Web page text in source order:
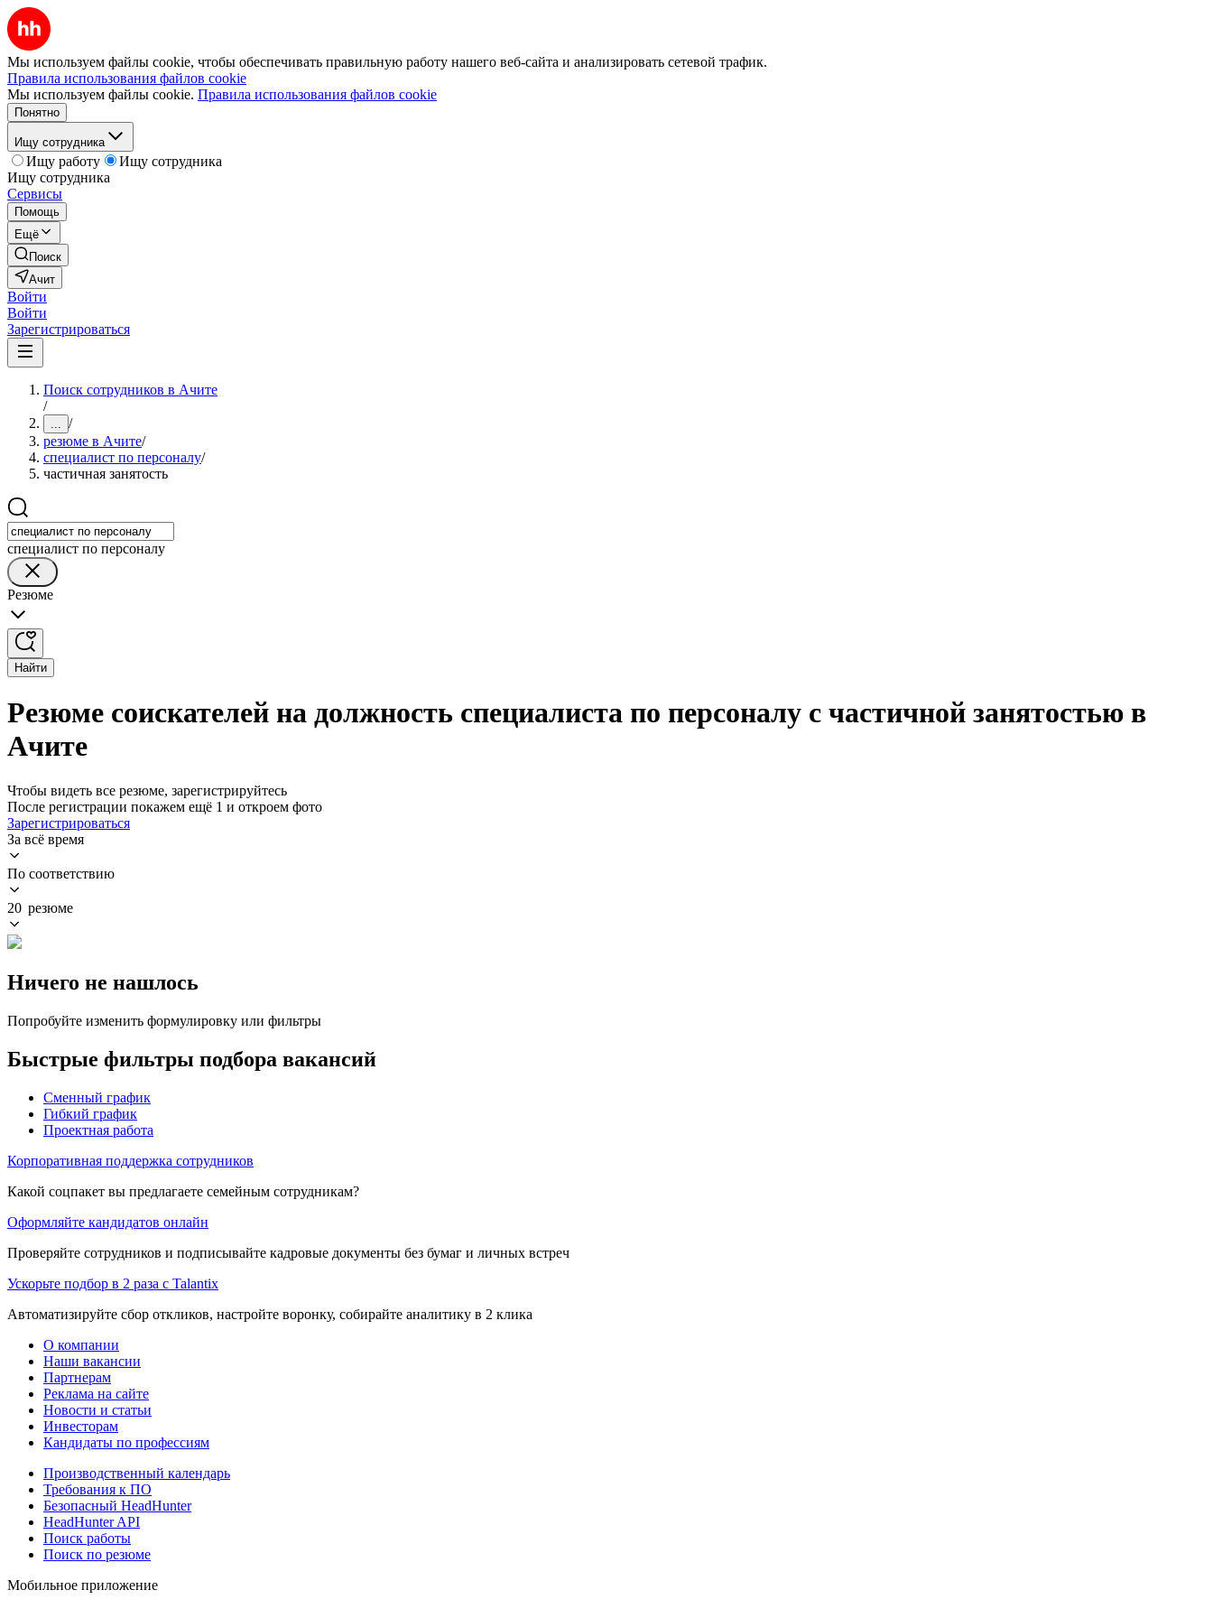
Мы используем файлы cookie, чтобы обеспечивать правильную работу нашего веб-сайта и анализировать сетевой трафик.
Правила использования файлов cookie
Мы используем файлы cookie. Правила использования файлов cookie
Понятно
Ищу сотрудника
Ищу работу
Ищу сотрудника
Ищу сотрудника
Сервисы
Помощь
Ещё
Поиск
Ачит
Войти
Войти
Зарегистрироваться
Поиск сотрудников в Ачите
/
... /
резюме в Ачите/
специалист по персоналу/
частичная занятость
специалист по персоналу
Резюме
Найти
Резюме соискателей на должность специалиста по персоналу с частичной занятостью в
Ачите
Чтобы видеть все резюме, зарегистрируйтесь
После регистрации покажем ещё 1 и откроем фото
Зарегистрироваться
За всё время
По соответствию
20 резюме
Ничего не нашлось
Попробуйте изменить формулировку или фильтры
Быстрые фильтры подбора вакансий
Сменный график
Гибкий график
Проектная работа
Корпоративная поддержка сотрудников
Какой соцпакет вы предлагаете семейным сотрудникам?
Оформляйте кандидатов онлайн
Проверяйте сотрудников и подписывайте кадровые документы без бумаг и личных встреч
Ускорьте подбор в 2 раза с Talantix
Автоматизируйте сбор откликов, настройте воронку, собирайте аналитику в 2 клика
О компании
Наши вакансии
Партнерам
Реклама на сайте
Новости и статьи
Инвесторам
Кандидаты по профессиям
Производственный календарь
Требования к ПО
Безопасный HeadHunter
HeadHunter API
Поиск работы
Поиск по резюме
Мобильное приложение